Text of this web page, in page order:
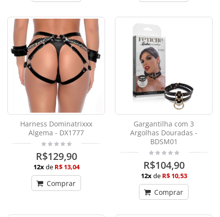
Harness Dominatrixxx
Algema - DX1777
R$129,90
12xde R$ 13,04
Comprar
Gargantilha com 3
Argolhas Douradas -
BDSM01
R$104,90
12xde R$ 10,53
Comprar